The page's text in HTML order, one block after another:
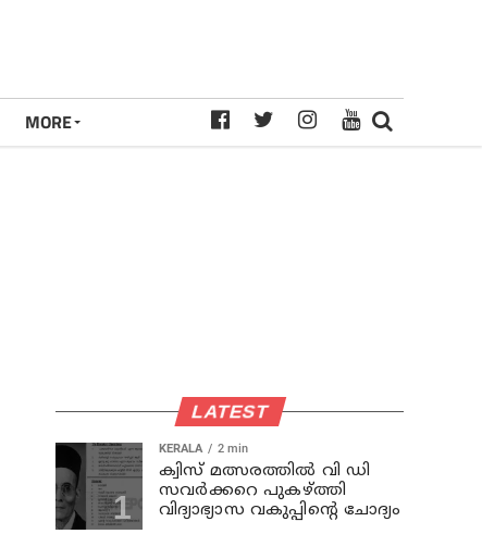
MORE
LATEST
KERALA 2 min
ക്വിസ് മത്സരത്തില്‍ വി ഡി
സവര്‍ക്കറെ പുകഴ്ത്തി
വിദ്യാഭ്യാസ വകുപ്പിന്റെ ചോദ്യം